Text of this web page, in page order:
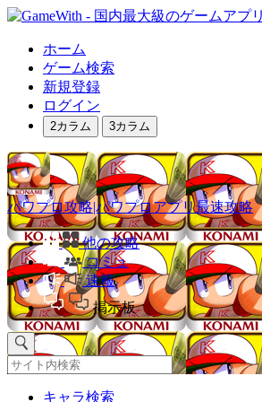
ホーム
ゲーム検索
新規登録
ログイン
2カラム 3カラム
パワプロ攻略|パワプロアプリ最速攻略
他の攻略
コミュ
速報
掲示板
キャラ検索